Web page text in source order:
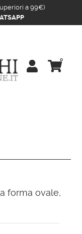
a 99€)
 
0
forma ovale,